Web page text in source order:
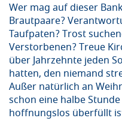
Wer mag auf dieser
Brautpaare?
Taufpaten? Trost
Verstorbenen? Treue
über Jahrzehnte jeden
hatten, den niemand
Außer natürlich an
schon eine halbe
hoffnungslos überfüllt